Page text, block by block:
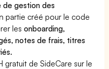
de gestion des
partie créé pour le code
lesonboarding,
notes de frais, titres
gratuit de SideCare sur le